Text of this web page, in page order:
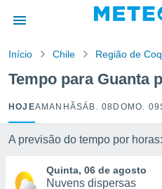
da
foi
as
fornecidas
Início Chile Região de
Tempo para Guanta
HOJEAMANHÃSÁB. 08 DOMO. 09
A previsão do tempo por
Quinta, 06 de agosto
Nuvens dispersas